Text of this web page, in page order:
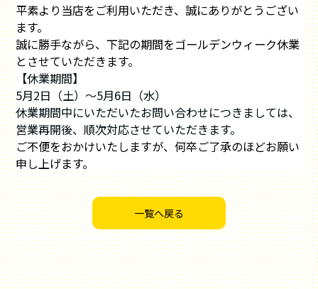
平素より当店をご利用いただき、誠にありがとうござい
ます。
誠に勝手ながら、下記の期間をゴールデンウィーク休業
とさせていただきます。
【休業期間】
5月2日（土）～5月6日（水）
休業期間中にいただいたお問い合わせにつきましては、
営業再開後、順次対応させていただきます。
ご不便をおかけいたしますが、何卒ご了承のほどお願い
申し上げます。
投
稿
ナ
ビ
ゲ
ー
シ
ョ
ン
一覧へ戻る